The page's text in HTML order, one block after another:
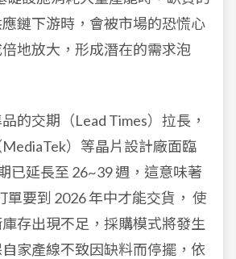
鏈下游時，會被市場的恐慌心
地放大，形成潛在的需求泡
的交期（Lead Times）拉長，
）等晶片設計廠面臨
已延長至 26~39 週，這意味著
單要到 2026 年中才能交貨， 使
存出現不足，採購模式將發生
家產線不致因缺料而停擺，依